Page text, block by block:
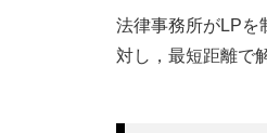
法律事務所がLPを
対し，最短距離で